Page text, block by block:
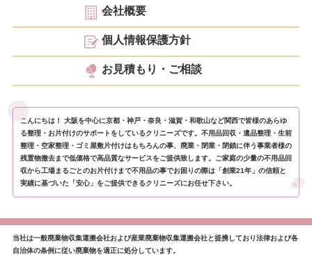
会社概要
個人情報保護方針
お見積もり・ご相談
こんにちは！ 大阪を中心に京都・神戸・奈良・滋賀・和歌山など関西で皆様のあらゆ
る整理・お片付けのサポートをしているクリニーズです。不用品回収・遺品整理・生前
整理・空家整理・ゴミ屋敷片付けはもちろんの事、廃業・閉業・閉鎖に伴う事業者様の
残置物撤去まで低価格で高品質なサービスをご提供致します。ご家庭の少量の不用品回
収から工場まるごとのお片付けまで不用品の事でお困りの際は「創業21年」の信頼と
実績に基づいた「安心」をご提供できるクリニーズにお任せ下さい。
当社は一般廃棄物収集運搬会社および産業廃棄物収集運搬会社と提携しており法律および各
自治体の条例に従い廃棄物を適正に処分しています。